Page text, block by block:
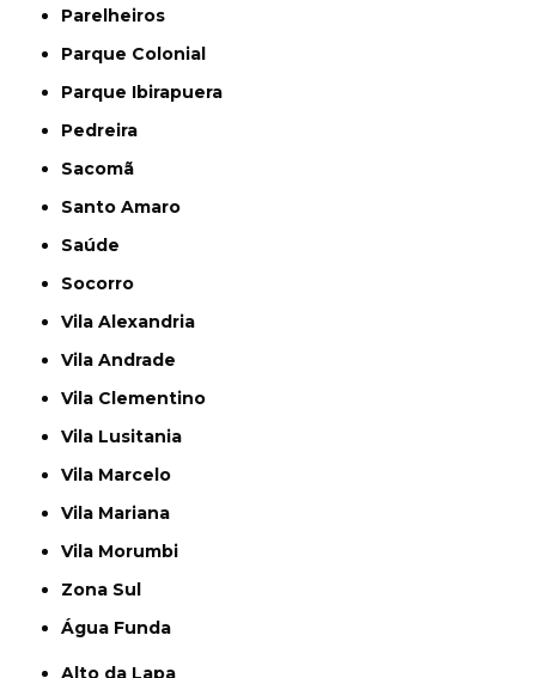
Parelheiros
Parque Colonial
Parque Ibirapuera
Pedreira
Sacomã
Santo Amaro
Saúde
Socorro
Vila Alexandria
Vila Andrade
Vila Clementino
Vila Lusitania
Vila Marcelo
Vila Mariana
Vila Morumbi
Zona Sul
Água Funda
Alto da Lapa